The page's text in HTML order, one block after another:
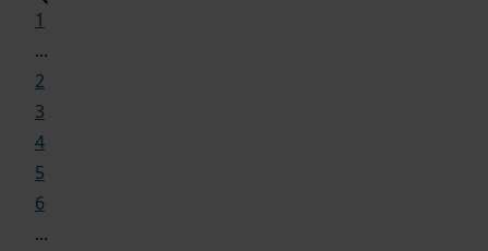
1
...
2
3
4
5
6
...